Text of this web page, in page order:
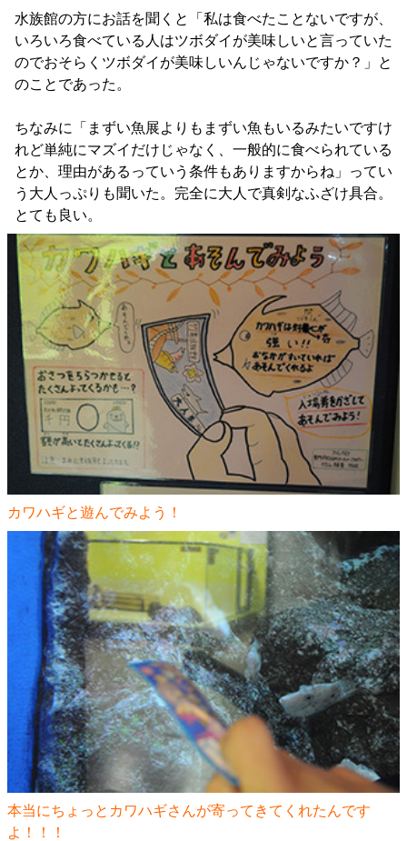
水族館の方にお話を聞くと「私は食べたことないですが、
いろいろ食べている人はツボダイが美味しいと言っていた
のでおそらくツボダイが美味しいんじゃないですか？」と
のことであった。
ちなみに「まずい魚展よりもまずい魚もいるみたいですけ
れど単純にマズイだけじゃなく、一般的に食べられている
とか、理由があるっていう条件もありますからね」ってい
う大人っぷりも聞いた。完全に大人で真剣なふざけ具合。
とても良い。
カワハギと遊んでみよう！
本当にちょっとカワハギさんが寄ってきてくれたんです
よ！！！